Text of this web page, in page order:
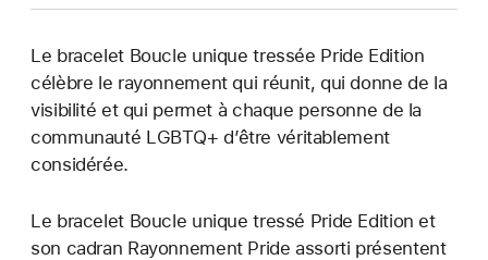
Le bracelet Boucle unique tressée Pride Edition
célèbre le rayonnement qui réunit, qui donne de la
visibilité et qui permet à chaque personne de la
communauté LGBTQ+ d’être véritablement
considérée.
Le bracelet Boucle unique tressé Pride Edition et
son cadran Rayonnement Pride assorti présentent